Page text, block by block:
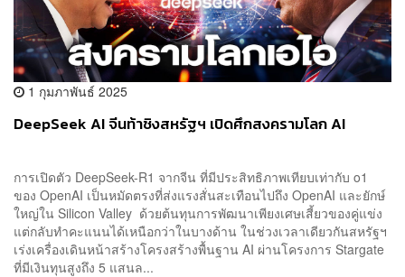
1 กุมภาพันธ์ 2025
DeepSeek AI จีนท้าชิงสหรัฐฯ เปิดศึกสงครามโลก AI
การเปิดตัว DeepSeek-R1 จากจีน ที่มีประสิทธิภาพเทียบเท่ากับ o1
ของ OpenAI เป็นหมัดตรงที่ส่งแรงสั่นสะเทือนไปถึง OpenAI และยักษ์
ใหญ่ใน Silicon Valley ด้วยต้นทุนการพัฒนาเพียงเศษเสี้ยวของคู่แข่ง
แต่กลับทำคะแนนได้เหนือกว่าในบางด้าน ในช่วงเวลาเดียวกันสหรัฐฯ
เร่งเครื่องเดินหน้าสร้างโครงสร้างพื้นฐาน AI ผ่านโครงการ Stargate
ที่มีเงินทุนสูงถึง 5 แสนล...